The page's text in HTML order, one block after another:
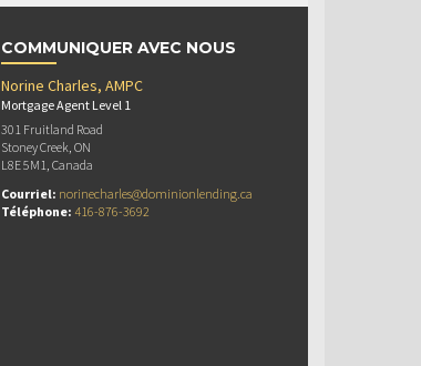
COMMUNIQUER AVEC NOUS
Norine Charles, AMPC
Mortgage Agent Level 1
301 Fruitland Road
Stoney Creek, ON
L8E 5M1, Canada
Courriel: norinecharles@dominionlending.ca
Téléphone: 416-876-3692